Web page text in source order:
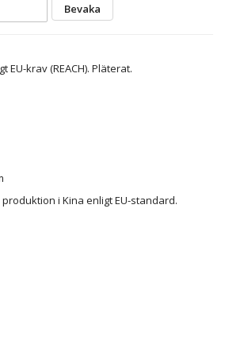
Bevaka
krav (REACH). Pläterat.
i Kina enligt EU-standard.